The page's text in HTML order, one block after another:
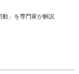
動」を専門家が解説